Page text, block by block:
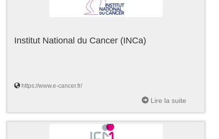
Institut National du Cancer (INCa)
https://www.e-cancer.fr/
Lire la suite